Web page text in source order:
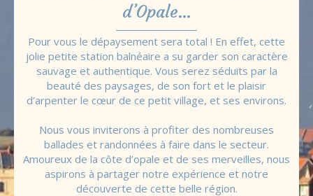
d’Opale…
Pour vous le dépaysement sera total ! En effet, cette
jolie petite station balnéaire a su garder son caractère
sauvage et authentique. Vous serez séduits par la
beauté des paysages, de son fort et le plaisir
d’arpenter le cœur de ce petit village, et ses environs.
Nous vous inviterons à profiter des nombreuses
ballades et randonnées à faire dans le secteur.
Amoureux de la côte d’opale et de ses merveilles, nous
aspirons à partager notre expérience et notre
découverte de cette belle région.